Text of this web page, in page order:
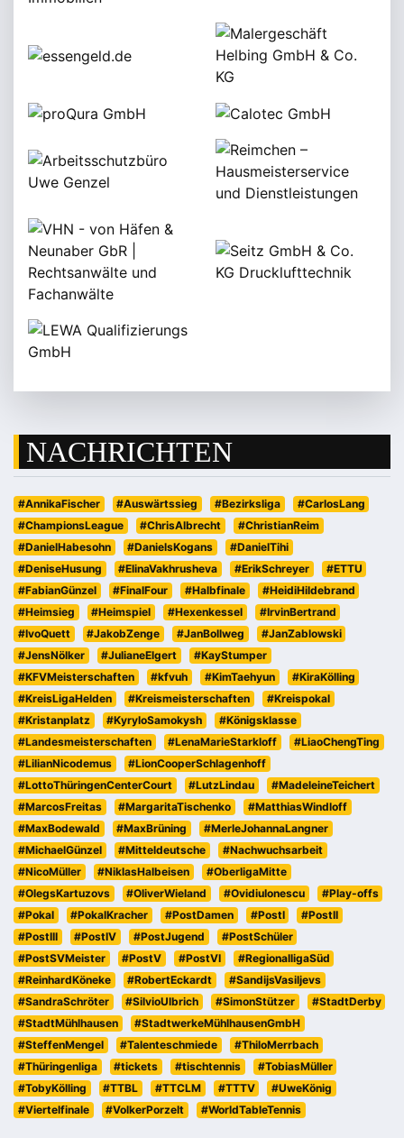
NACHRICHTEN
#AnnikaFischer #Auswärtssieg #Bezirksliga
#CarlosLang
#ChampionsLeague
#ChrisAlbrecht
#ChristianReim
#DanielHabesohn
#DanielsKogans
#DanielTihi
#DeniseHusung
#ElinaVakhrusheva #ErikSchreyer
#ETTU
#FabianGünzel
#FinalFour #Halbfinale
#HeidiHildebrand
#Heimsieg
#Heimspiel #Hexenkessel
#IrvinBertrand
#IvoQuett
#JakobZenge #JanBollweg
#JanZablowski
#JensNölker
#JulianeElgert
#KayStumper
#KFVMeisterschaften
#kfvuh #KimTaehyun
#KiraKölling
#KreisLigaHelden
#Kreismeisterschaften
#Kreispokal
#Kristanplatz
#KyryloSamokysh
#Königsklasse
#Landesmeisterschaften
#LenaMarieStarkloff
#LiaoChengTing
#LilianNicodemus
#LionCooperSchlagenhoff
#LottoThüringenCenterCourt
#LutzLindau
#MadeleineTeichert
#MarcosFreitas
#MargaritaTischenko
#MatthiasWindloff
#MaxBodewald
#MaxBrüning
#MerleJohannaLangner
#MichaelGünzel
#Mitteldeutsche
#Nachwuchsarbeit
#NicoMüller
#NiklasHalbeisen
#OberligaMitte
#OlegsKartuzovs
#OliverWieland #OvidiuIonescu
#Play-offs
#Pokal
#PokalKracher #PostDamen #PostI
#PostII
#PostIII
#PostIV #PostJugend
#PostSchüler
#PostSVMeister
#PostV #PostVI
#RegionalligaSüd
#ReinhardKöneke
#RobertEckardt
#SandijsVasiljevs
#SandraSchröter
#SilvioUlbrich #SimonStützer
#StadtDerby
#StadtMühlhausen
#StadtwerkeMühlhausenGmbH
#SteffenMengel
#Talenteschmiede
#ThiloMerrbach
#Thüringenliga
#tickets #tischtennis
#TobiasMüller
#TobyKölling
#TTBL #TTCLM #TTTV
#UweKönig
#Viertelfinale
#VolkerPorzelt #WorldTableTennis